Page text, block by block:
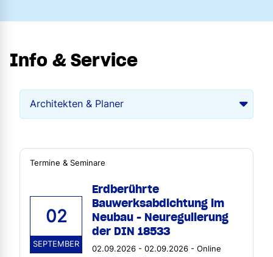
Info & Service
Termine & Seminare
02
SEPTEMBER
Erdberührte
Bauwerksabdichtung im
Neubau - Neuregulierung
der DIN 18533
02.09.2026 - 02.09.2026 - Online